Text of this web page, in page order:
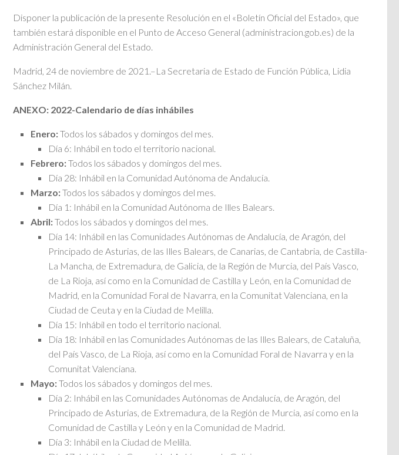
Disponer la publicación de la presente Resolución en el «Boletín Oficial del Estado», que
también estará disponible en el Punto de Acceso General (administracion.gob.es) de la
Administración General del Estado.
Madrid, 24 de noviembre de 2021.–La Secretaria de Estado de Función Pública, Lidia
Sánchez Milán.
ANEXO: 2022-Calendario de días inhábiles
Enero:Todos los sábados y domingos del mes.
Día 6: Inhábil en todo el territorio nacional.
Febrero:Todos los sábados y domingos del mes.
Día 28: Inhábil en la Comunidad Autónoma de Andalucía.
Marzo:Todos los sábados y domingos del mes.
Día 1: Inhábil en la Comunidad Autónoma de Illes Balears.
Abril:Todos los sábados y domingos del mes.
Día 14: Inhábil en las Comunidades Autónomas de Andalucía, de Aragón, del
Principado de Asturias, de las Illes Balears, de Canarias, de Cantabria, de Castilla-
La Mancha, de Extremadura, de Galicia, de la Región de Murcia, del País Vasco,
de La Rioja, así como en la Comunidad de Castilla y León, en la Comunidad de
Madrid, en la Comunidad Foral de Navarra, en la Comunitat Valenciana, en la
Ciudad de Ceuta y en la Ciudad de Melilla.
Día 15: Inhábil en todo el territorio nacional.
Día 18: Inhábil en las Comunidades Autónomas de las Illes Balears, de Cataluña,
del País Vasco, de La Rioja, así como en la Comunidad Foral de Navarra y en la
Comunitat Valenciana.
Mayo:Todos los sábados y domingos del mes.
Día 2: Inhábil en las Comunidades Autónomas de Andalucía, de Aragón, del
Principado de Asturias, de Extremadura, de la Región de Murcia, así como en la
Comunidad de Castilla y León y en la Comunidad de Madrid.
Día 3: Inhábil en la Ciudad de Melilla.